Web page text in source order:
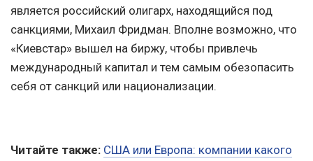
является российский олигарх, находящийся под
санкциями, Михаил Фридман. Вполне возможно, что
«Киевстар» вышел на биржу, чтобы привлечь
международный капитал и тем самым обезопасить
себя от санкций или национализации.
Читайте также: США или Европа: компании какого